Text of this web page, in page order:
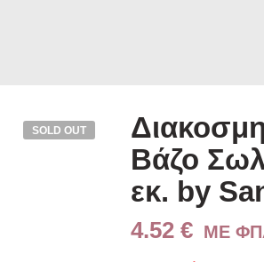
SOLD OUT
Βάζο
εκ. by
4.52 € ME